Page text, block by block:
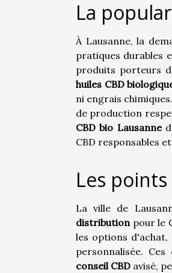
La
À Lausanne, la
pratiques durables
produits porteurs
huiles CBD
ni engrais
de production
CBD bio Lausanne
CBD responsables
Les
La ville de
distribution pour le
les options d'achat,
personnalisée.
conseil CBD avisé,